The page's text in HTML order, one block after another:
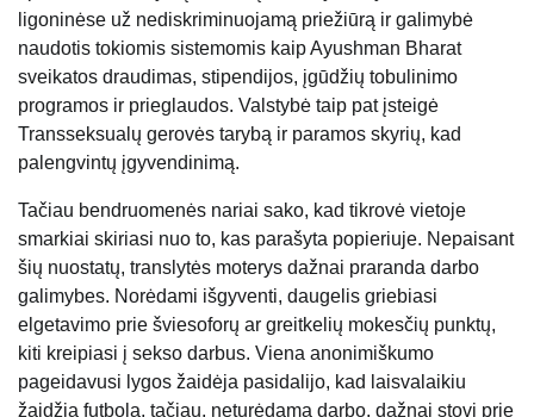
ligoninėse už nediskriminuojamą priežiūrą ir galimybė
naudotis tokiomis sistemomis kaip Ayushman Bharat
sveikatos draudimas, stipendijos, įgūdžių tobulinimo
programos ir prieglaudos. Valstybė taip pat įsteigė
Transseksualų gerovės tarybą ir paramos skyrių, kad
palengvintų įgyvendinimą.
Tačiau bendruomenės nariai sako, kad tikrovė vietoje
smarkiai skiriasi nuo to, kas parašyta popieriuje. Nepaisant
šių nuostatų, translytės moterys dažnai praranda darbo
galimybes. Norėdami išgyventi, daugelis griebiasi
elgetavimo prie šviesoforų ar greitkelių mokesčių punktų,
kiti kreipiasi į sekso darbus. Viena anonimiškumo
pageidavusi lygos žaidėja pasidalijo, kad laisvalaikiu
žaidžia futbolą, tačiau, neturėdama darbo, dažnai stovi prie